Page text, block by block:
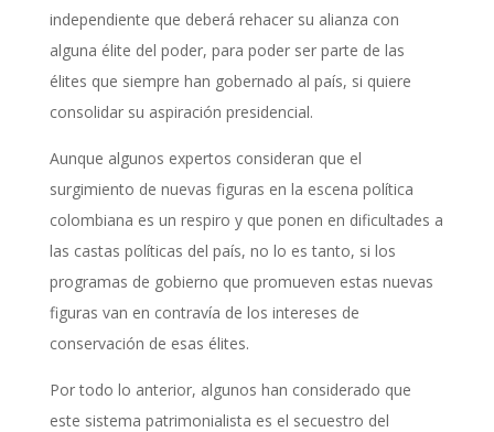
independiente que deberá rehacer su alianza con
alguna élite del poder, para poder ser parte de las
élites que siempre han gobernado al país, si quiere
consolidar su aspiración presidencial.
Aunque algunos expertos consideran que el
surgimiento de nuevas figuras en la escena política
colombiana es un respiro y que ponen en dificultades a
las castas políticas del país, no lo es tanto, si los
programas de gobierno que promueven estas nuevas
figuras van en contravía de los intereses de
conservación de esas élites.
Por todo lo anterior, algunos han considerado que
este sistema patrimonialista es el secuestro del